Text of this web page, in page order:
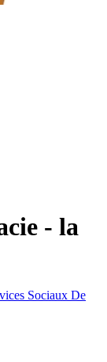
- la
Sociaux De